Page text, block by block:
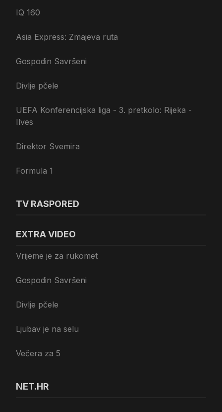
IQ 160
Asia Express: Zmajeva ruta
Gospodin Savršeni
Divlje pčele
UEFA Konferencijska liga - 3. pretkolo: Rijeka -
Ilves
Direktor Svemira
Formula 1
TV RASPORED
EXTRA VIDEO
Vrijeme je za rukomet
Gospodin Savršeni
Divlje pčele
Ljubav je na selu
Večera za 5
NET.HR